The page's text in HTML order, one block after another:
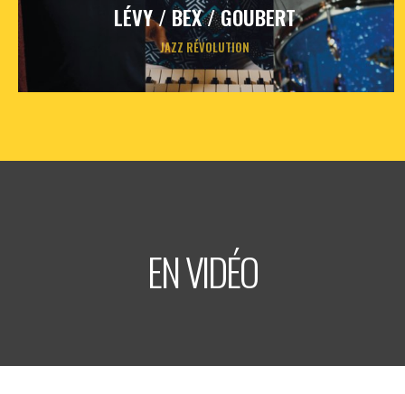
LÉVY / BEX / GOUBERT
JAZZ RÉVOLUTION
jeudi24sept2026- 20h30- Le Triton
EN VIDÉO